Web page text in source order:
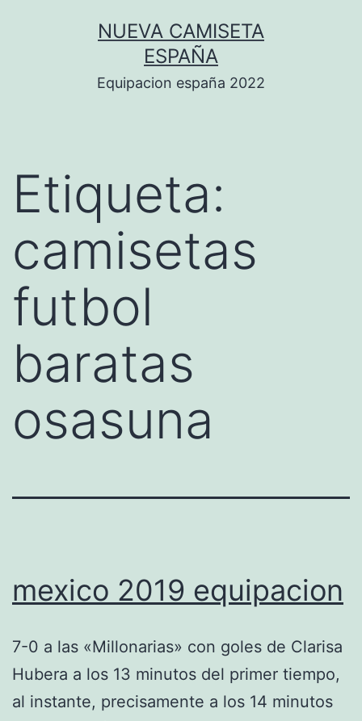
NUEVA CAMISETA
ESPAÑA
Equipacion españa 2022
Etiqueta:
camisetas
futbol
baratas
osasuna
mexico 2019 equipacion
7-0 a las «Millonarias» con goles de Clarisa
Hubera a los 13 minutos del primer tiempo,
al instante, precisamente a los 14 minutos